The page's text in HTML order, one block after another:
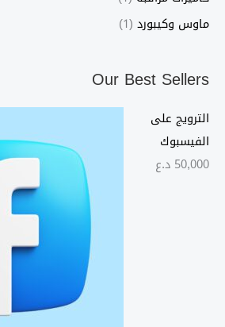
ماوس وكيبورد (1)
Our Best Sellers
الترويج على
الفيسبوك
50,000 د.ع